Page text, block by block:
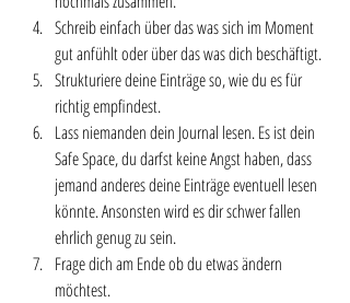
Schreib einfach über das was sich im Moment
gut anfühlt oder über das was dich beschäftigt.
Strukturiere deine Einträge so, wie du es für
richtig empfindest.
Lass niemanden dein Journal lesen. Es ist dein
Safe Space, du darfst keine Angst haben, dass
jemand anderes deine Einträge eventuell lesen
könnte. Ansonsten wird es dir schwer fallen
ehrlich genug zu sein.
Frage dich am Ende ob du etwas ändern
möchtest.